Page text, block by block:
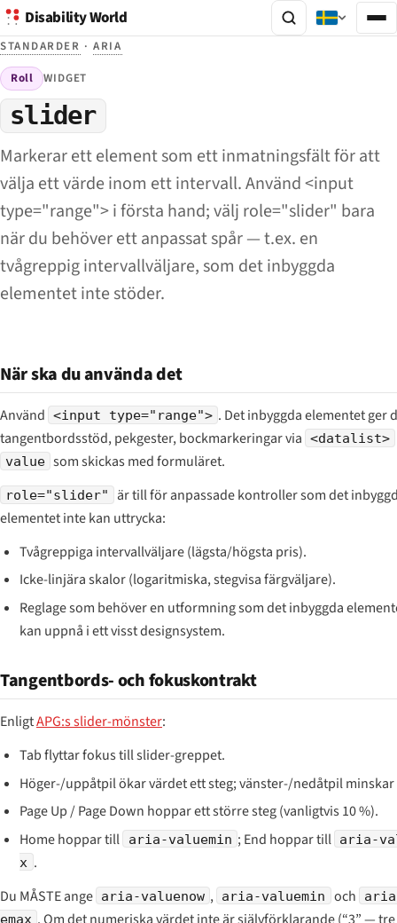
Disability World
STANDARDER ·ARIA
Roll WIDGET
slider
Markerar ett element som ett inmatningsfält för att
välja ett värde inom ett intervall. Använd <input
type="range"> i första hand; välj role="slider" bara
när du behöver ett anpassat spår — t.ex. en
tvågreppig intervallväljare, som det inbyggda
elementet inte stöder.
När ska du använda det
Använd <input type="range"> . Det inbyggda elementet ger
tangentbordsstöd, pekgester, bockmarkeringar via <datalist>
value som skickas med formuläret.
role="slider"
är till för anpassade kontroller som det
elementet inte kan uttrycka:
Tvågreppiga intervallväljare (lägsta/högsta pris).
Icke-linjära skalor (logaritmiska, stegvisa färgväljare).
Reglage som behöver en utformning som det inbyggda
kan uppnå i ett visst designsystem.
Tangentbords- och fokuskontrakt
EnligtAPG:s slider-mönster:
Tab flyttar fokus till slider-greppet.
Höger-/uppåtpil ökar värdet ett steg; vänster-/nedåtpil
Page Up / Page Down hoppar ett större steg (vanligtvis 10 %).
Home hoppar till
aria-valuemin ; End hoppar till aria-
x .
Du MÅSTE ange aria-valuenow , aria-valuemin och
emax